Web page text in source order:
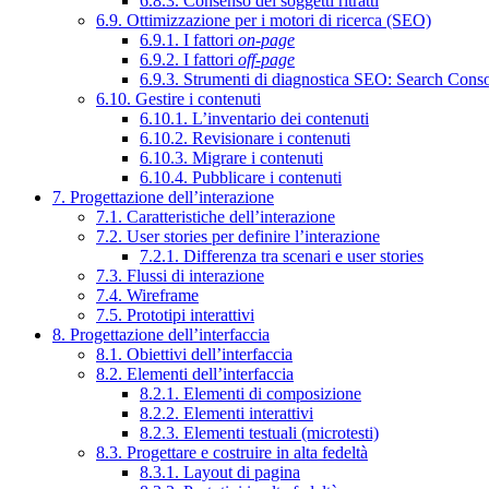
6.9. Ottimizzazione per i motori di ricerca (SEO)
6.9.1. I fattori on-page
6.9.2. I fattori off-page
6.9.3. Strumenti di diagnostica SEO: Search
6.10. Gestire i contenuti
6.10.1. L’inventario dei contenuti
6.10.2. Revisionare i contenuti
6.10.3. Migrare i contenuti
6.10.4. Pubblicare i contenuti
7. Progettazione dell’interazione
7.1. Caratteristiche dell’interazione
7.2. User stories per definire l’interazione
7.2.1. Differenza tra scenari e user stories
7.3. Flussi di interazione
7.4. Wireframe
7.5. Prototipi interattivi
8. Progettazione dell’interfaccia
8.1. Obiettivi dell’interfaccia
8.2. Elementi dell’interfaccia
8.2.1. Elementi di composizione
8.2.2. Elementi interattivi
8.2.3. Elementi testuali (microtesti)
8.3. Progettare e costruire in alta fedeltà
8.3.1. Layout di pagina